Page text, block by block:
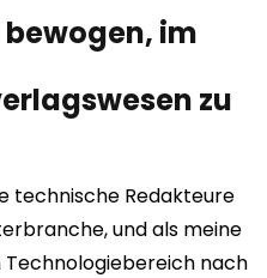
bewogen, im
zu
technische Redakteure
und als meine
nach